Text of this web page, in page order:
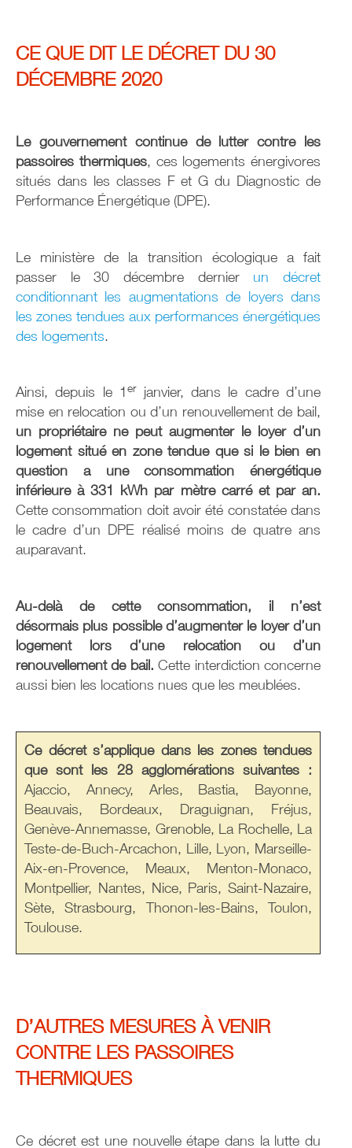
CE QUE DIT LE DÉCRET DU 30
DÉCEMBRE 2020
Le gouvernement continue de lutter contre les
passoires thermiques, ces logements énergivores
situés dans les classes F et G du Diagnostic de
Performance Énergétique (DPE).
Le ministère de la transition écologique a fait
passer le 30 décembre dernier un décret
conditionnant les augmentations de loyers dans
les zones tendues aux performances énergétiques
des logements.
Ainsi, depuis le 1erjanvier, dans le cadre d’une
mise en relocation ou d’un renouvellement de bail,
un propriétaire ne peut augmenter le loyer d’un
logement situé en zone tendue que si le bien en
question a une consommation énergétique
inférieure à 331 kWh par mètre carré et par an.
Cette consommation doit avoir été constatée dans
le cadre d’un DPE réalisé moins de quatre ans
auparavant.
Au-delà de cette consommation, il n’est
désormais plus possible d’augmenter le loyer d’un
logement lors d’une relocation ou d’un
renouvellement de bail.Cette interdiction concerne
aussi bien les locations nues que les meublées.
Ce décret s’applique dans les zones tendues
que sont les 28 agglomérations suivantes :
Ajaccio, Annecy, Arles, Bastia, Bayonne,
Beauvais, Bordeaux, Draguignan, Fréjus,
Genève-Annemasse, Grenoble, La Rochelle, La
Teste-de-Buch-Arcachon, Lille, Lyon, Marseille-
Aix-en-Provence, Meaux, Menton-Monaco,
Montpellier, Nantes, Nice, Paris, Saint-Nazaire,
Sète, Strasbourg, Thonon-les-Bains, Toulon,
Toulouse.
D’AUTRES MESURES À VENIR
CONTRE LES PASSOIRES
THERMIQUES
Ce décret est une nouvelle étape dans la lutte du